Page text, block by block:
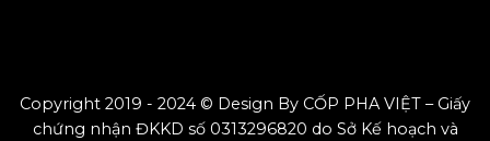
Copyright 2019 - 2024 © Design By CỐP PHA VIỆT – Giấy
chứng nhận ĐKKD số 0313296820 do Sở Kế hoạch và